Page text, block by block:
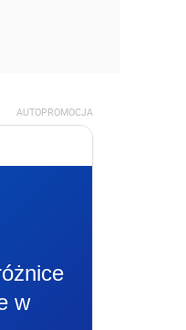
AUTOPROMOCJA
w